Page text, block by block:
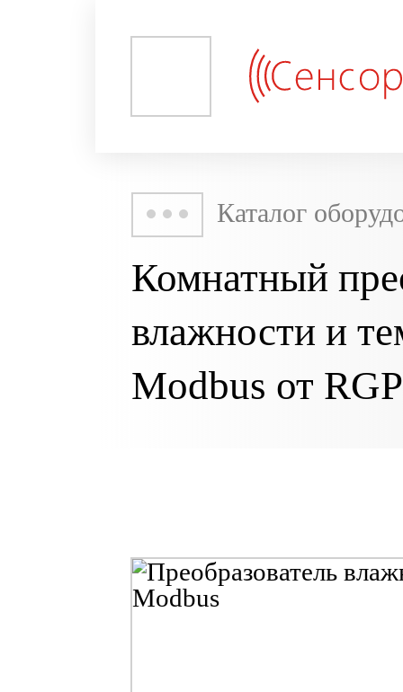
Каталог
Комнатный
влажности и
Modbus от RGP